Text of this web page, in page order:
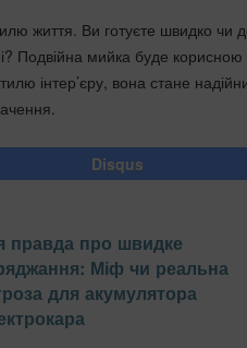
життя. Ви готуєте швидко чи
Подвійна мийка буде корисною
інтер’єру, вона стане
Disqus
правда про швидке
Міф чи реальна
для акумулятора